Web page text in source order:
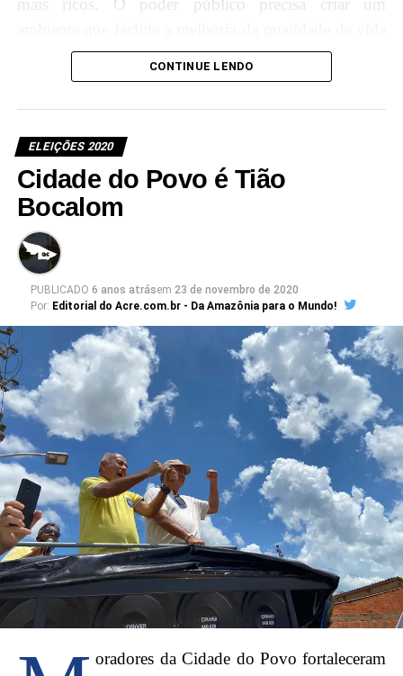
do nosso povo. Poderemos contar com nossos três
senadores: Petecão, Mailza, Márcio Bittar e mais os
deputados que irão nos ajudar, tenho certeza”,
Para o eleitor Paulo Germano, a gestão de Bocalom
representará uma maior geração de emprego e renda.
“Votar em Bocalom representa mais emprego,
humildade, é ter o povo dentro da prefeitura”.
A estudante Samara Silva disse ter tomado
conhecimento sobre as propostas do candidato, e
afirmou que acredita ter “certeza que ele fará uma
CONTINUE LENDO
ELEIÇÕES 2020
Cidade do Povo é Tião
Bocalom
PUBLICADO 6 anos atrásem 23 de novembro de 2020
Por: Editorial do Acre.com.br - Da Amazônia para o Mundo!
oradores da Cidade do Povo fortaleceram